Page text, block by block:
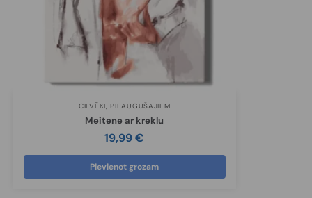
CILVĒKI, PIEAUGUŠAJIEM
Meitene ar kreklu
19,99€
Pievienot grozam